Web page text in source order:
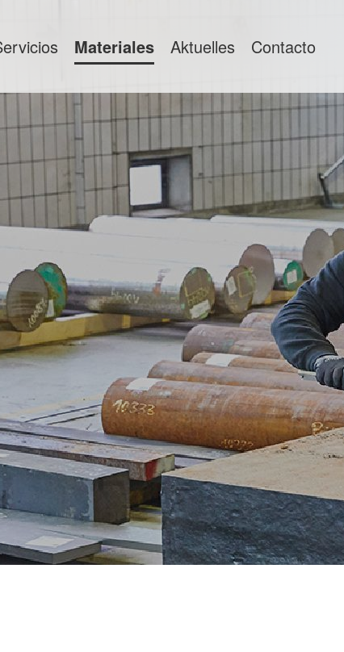
Materiales Aktuelles Contacto